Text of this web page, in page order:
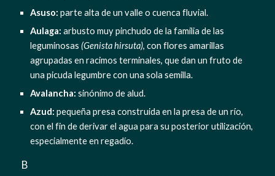
Asuso: parte alta de un valle o cuenca fluvial.
Aulaga: arbusto muy pinchudo de la familia de las
leguminosas (Genista hirsuta), con flores amarillas
agrupadas en racimos terminales, que dan un fruto de
una picuda legumbre con una sola semilla.
Avalancha: sinónimo de alud.
Azud: pequeña presa construida en la presa de un río,
con el fin de derivar el agua para su posterior utilización,
especialmente en regadío.
  B